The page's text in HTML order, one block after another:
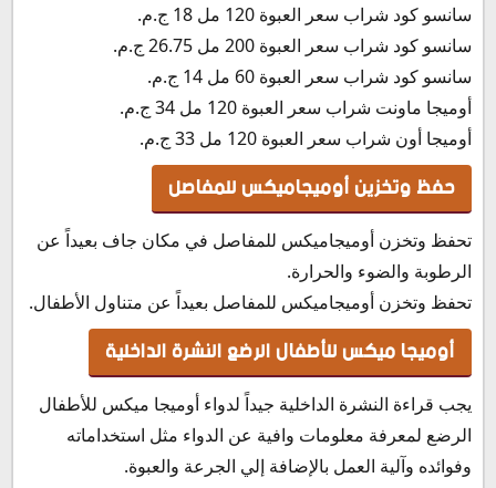
سانسو كود شراب سعر العبوة 120 مل 18 ج.م.
سانسو كود شراب سعر العبوة 200 مل 26.75 ج.م.
سانسو كود شراب سعر العبوة 60 مل 14 ج.م.
أوميجا ماونت شراب سعر العبوة 120 مل 34 ج.م.
أوميجا أون شراب سعر العبوة 120 مل 33 ج.م.
حفظ وتخزين أوميجاميكس للمفاصل
تحفظ وتخزن أوميجاميكس للمفاصل في مكان جاف بعيداً عن
الرطوبة والضوء والحرارة.
تحفظ وتخزن أوميجاميكس للمفاصل بعيداً عن متناول الأطفال.
أوميجا ميكس للأطفال الرضع النشرة الداخلية
يجب قراءة النشرة الداخلية جيداً لدواء أوميجا ميكس للأطفال
الرضع لمعرفة معلومات وافية عن الدواء مثل استخداماته
وفوائده وآلية العمل بالإضافة إلي الجرعة والعبوة.